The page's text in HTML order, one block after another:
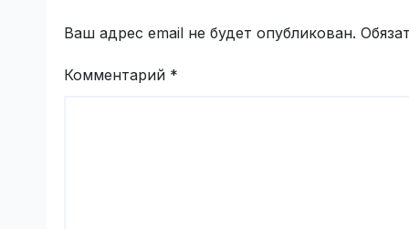
Ваш адрес email не будет опубликован.
Комментарий *